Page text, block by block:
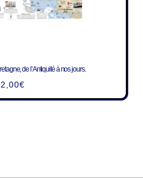
de l’Antiquité à nos jours.
€